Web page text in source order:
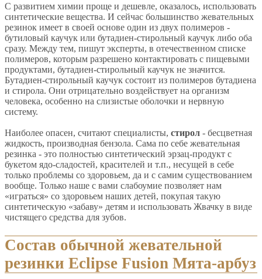
С развитием химии проще и дешевле, оказалось, использовать
синтетические вещества. И сейчас большинство жевательных
резинок имеет в своей основе один из двух полимеров -
бутиловый каучук или бутадиен-стирольный каучук либо оба
сразу. Между тем, пишут эксперты, в отечественном списке
полимеров, которым разрешено контактировать с пищевыми
продуктами, бутадиен-стирольный каучук не значится.
Бутадиен-стирольный каучук состоит из полимеров бутадиена
и стирола. Они отрицательно воздействует на организм
человека, особенно на слизистые оболочки и нервную
систему.
Наиболее опасен, считают специалисты, стирол - бесцветная
жидкость, производная бензола. Сама по себе жевательная
резинка - это полностью синтетический эрзац-продукт с
букетом ядо-сладостей, красителей и т.п., несущей в себе
только проблемы со здоровьем, да и с самим существованием
вообще. Только наше с вами слабоумие позволяет нам
«играться» со здоровьем наших детей, покупая такую
синтетическую «забаву» детям и использовать Жвачку в виде
чистящего средства для зубов.
Состав обычной жевательной
резинки Eclipse Fusion Мята-арбуз